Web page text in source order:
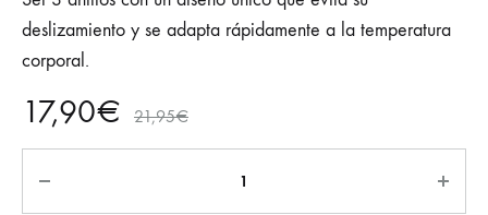
deslizamiento y se adapta rápidamente a la temperatura
corporal.
17,90€ 21,95€